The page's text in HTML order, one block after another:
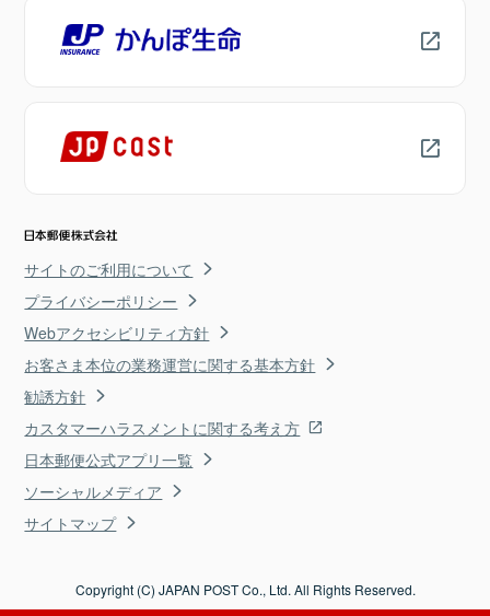
サイトのご利用について
プライバシーポリシー
Webアクセシビリティ方針
お客さま本位の業務運営に関する基本方針
勧誘方針
カスタマーハラスメントに関する考え方
日本郵便公式アプリ一覧
ソーシャルメディア
サイトマップ
Copyright (C) JAPAN POST Co., Ltd. All Rights Reserved.